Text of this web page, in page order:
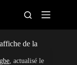
de la
, actualisé le